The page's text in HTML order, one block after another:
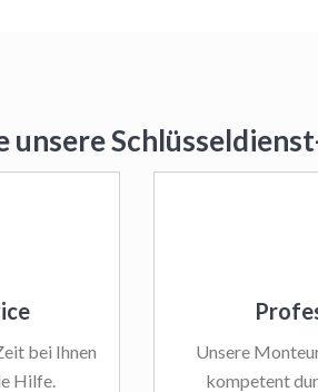
unsere
bei Ihnen
Hilfe.
Unsere
kompetent